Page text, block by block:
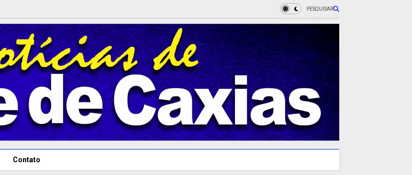
PESQUISAR
Contato